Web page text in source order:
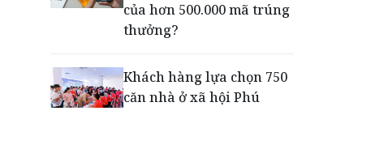
của hơn 500.000 mã trúng
thưởng?
Khách hàng lựa chọn 750
căn nhà ở xã hội Phú